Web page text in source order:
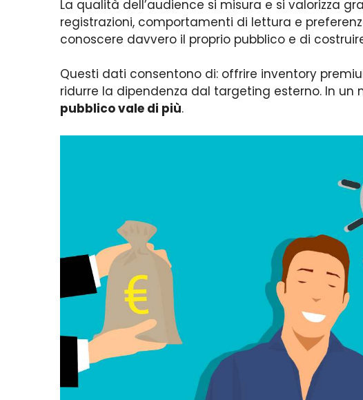
La qualità dell’audience si misura e si valorizza
registrazioni, comportamenti di lettura e
conoscere davvero il proprio pubblico e di
Questi dati consentono di: offrire inventory
ridurre la dipendenza dal targeting esterno. In un
pubblico vale di più.